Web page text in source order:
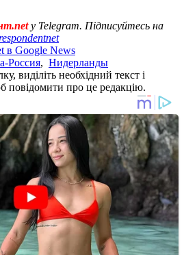
у Telegram. Підписуйтесь на
в Google News
Россия, Нидерланды
виділіть необхідний текст і
повідомити про це редакцію.